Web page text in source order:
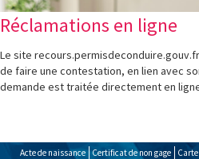
Réclamations en ligne
Le site
de faire une contestation, en lien avec
demande est traitée directement en
Acte de naissance Certificat de non gage